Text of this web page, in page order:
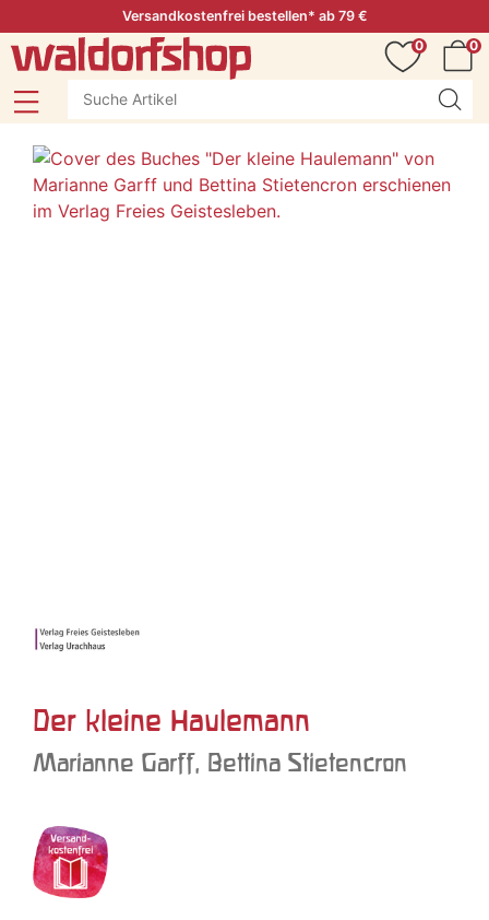
Versandkostenfrei bestellen* ab 79 €
0
0
Der kleine Haulemann
Marianne Garff, Bettina Stietencron